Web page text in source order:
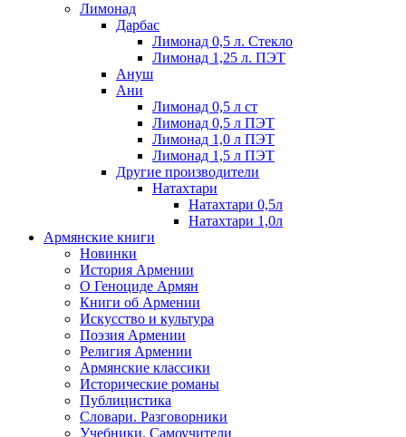
Лимонад
Дарбас
Лимонад 0,5 л. Стекло
Лимонад 1,25 л. ПЭТ
Ануш
Ани
Лимонад 0,5 л ст
Лимонад 0,5 л ПЭТ
Лимонад 1,0 л ПЭТ
Лимонад 1,5 л ПЭТ
Другие производители
Натахтари
Натахтари 0,5л
Натахтари 1,0л
Армянские книги
Новинки
История Армении
О Геноциде Армян
Книги об Армении
Иcкусство и культура
Поэзия Армении
Религия Армении
Армянские классики
Исторические романы
Публицистика
Словари. Разговорники
Учебники. Самоучители